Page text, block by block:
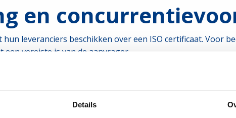
Details
en
leveranciers beschikken over een ISO certificaat. Voor
vereiste is van de aanvrager.
en ben je aantrekkelijker voor potentiële klanten.